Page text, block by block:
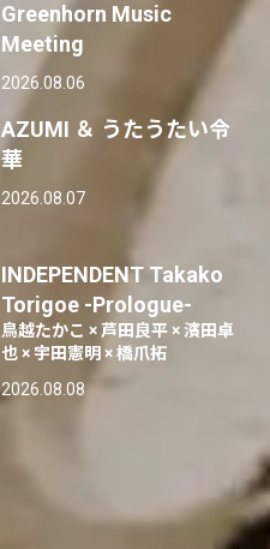
Greenhorn Music
Meeting
2026.08.06
AZUMI ＆ うたうたい令
華
2026.08.07
INDEPENDENT Takako
Torigoe -Prologue-
鳥越たかこ × 芦田良平 × 濱田卓
也 × 宇田憲明 × 橋爪拓
2026.08.08